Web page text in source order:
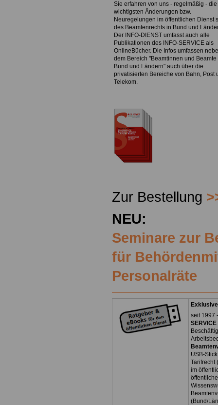
Sie erfahren von uns - regelmäßig - die
wichtigsten Änderungen bzw.
Neuregelungen im öffentlichen Dienst
des Beamtenrechts in Bund und
Der INFO-DIENST umfasst auch alle
Publikationen des INFO-SERVICE als
OnlineBücher. Die Infos umfassen
dem Bereich "Beamtinnen und Beamte
Bund und Ländern" auch über die
privatisierten Bereiche von Bahn, Post
Telekom.
Zur Bestellung
NEU:
Seminare zur
für
Personalräte
seit 1997
USB-
Tarifrecht
im
(Bund/